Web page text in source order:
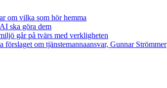
om vilka som hör hemma
ska göra dem
går på tvärs med verkligheten
förslaget om tjänstemannaansvar, Gunnar Strömmer